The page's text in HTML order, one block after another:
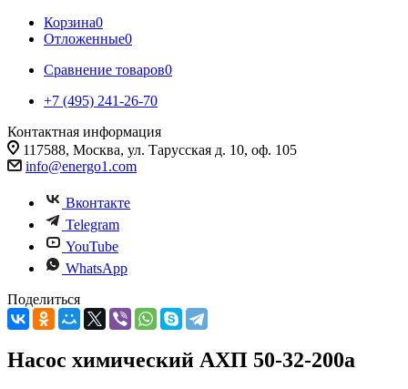
Корзина0
Отложенные0
Сравнение товаров0
+7 (495) 241-26-70
Контактная информация
117588, Москва, ул. Тарусская д. 10, оф. 105
info@energo1.com
Вконтакте
Telegram
YouTube
WhatsApp
Поделиться
Насос химический АХП 50-32-200а